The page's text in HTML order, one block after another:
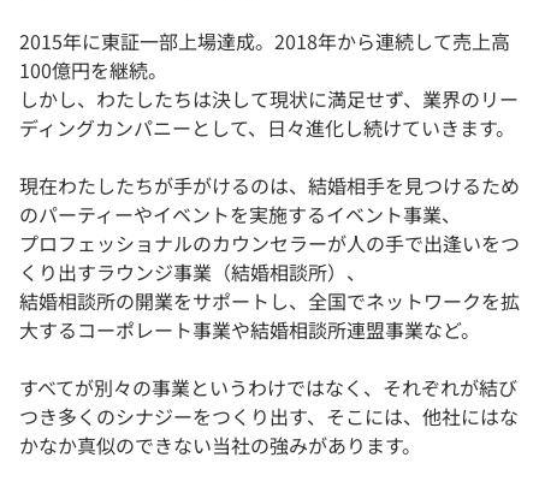
2015年に東証一部上場達成。2018年から連続して売上高
100億円を継続。
しかし、わたしたちは決して現状に満足せず、業界のリー
ディングカンパニーとして、日々進化し続けていきます。
現在わたしたちが手がけるのは、結婚相手を見つけるため
のパーティーやイベントを実施するイベント事業、
プロフェッショナルのカウンセラーが人の手で出逢いをつ
くり出すラウンジ事業（結婚相談所）、
結婚相談所の開業をサポートし、全国でネットワークを拡
大するコーポレート事業や結婚相談所連盟事業など。
すべてが別々の事業というわけではなく、それぞれが結び
つき多くのシナジーをつくり出す、そこには、他社にはな
かなか真似のできない当社の強みがあります。